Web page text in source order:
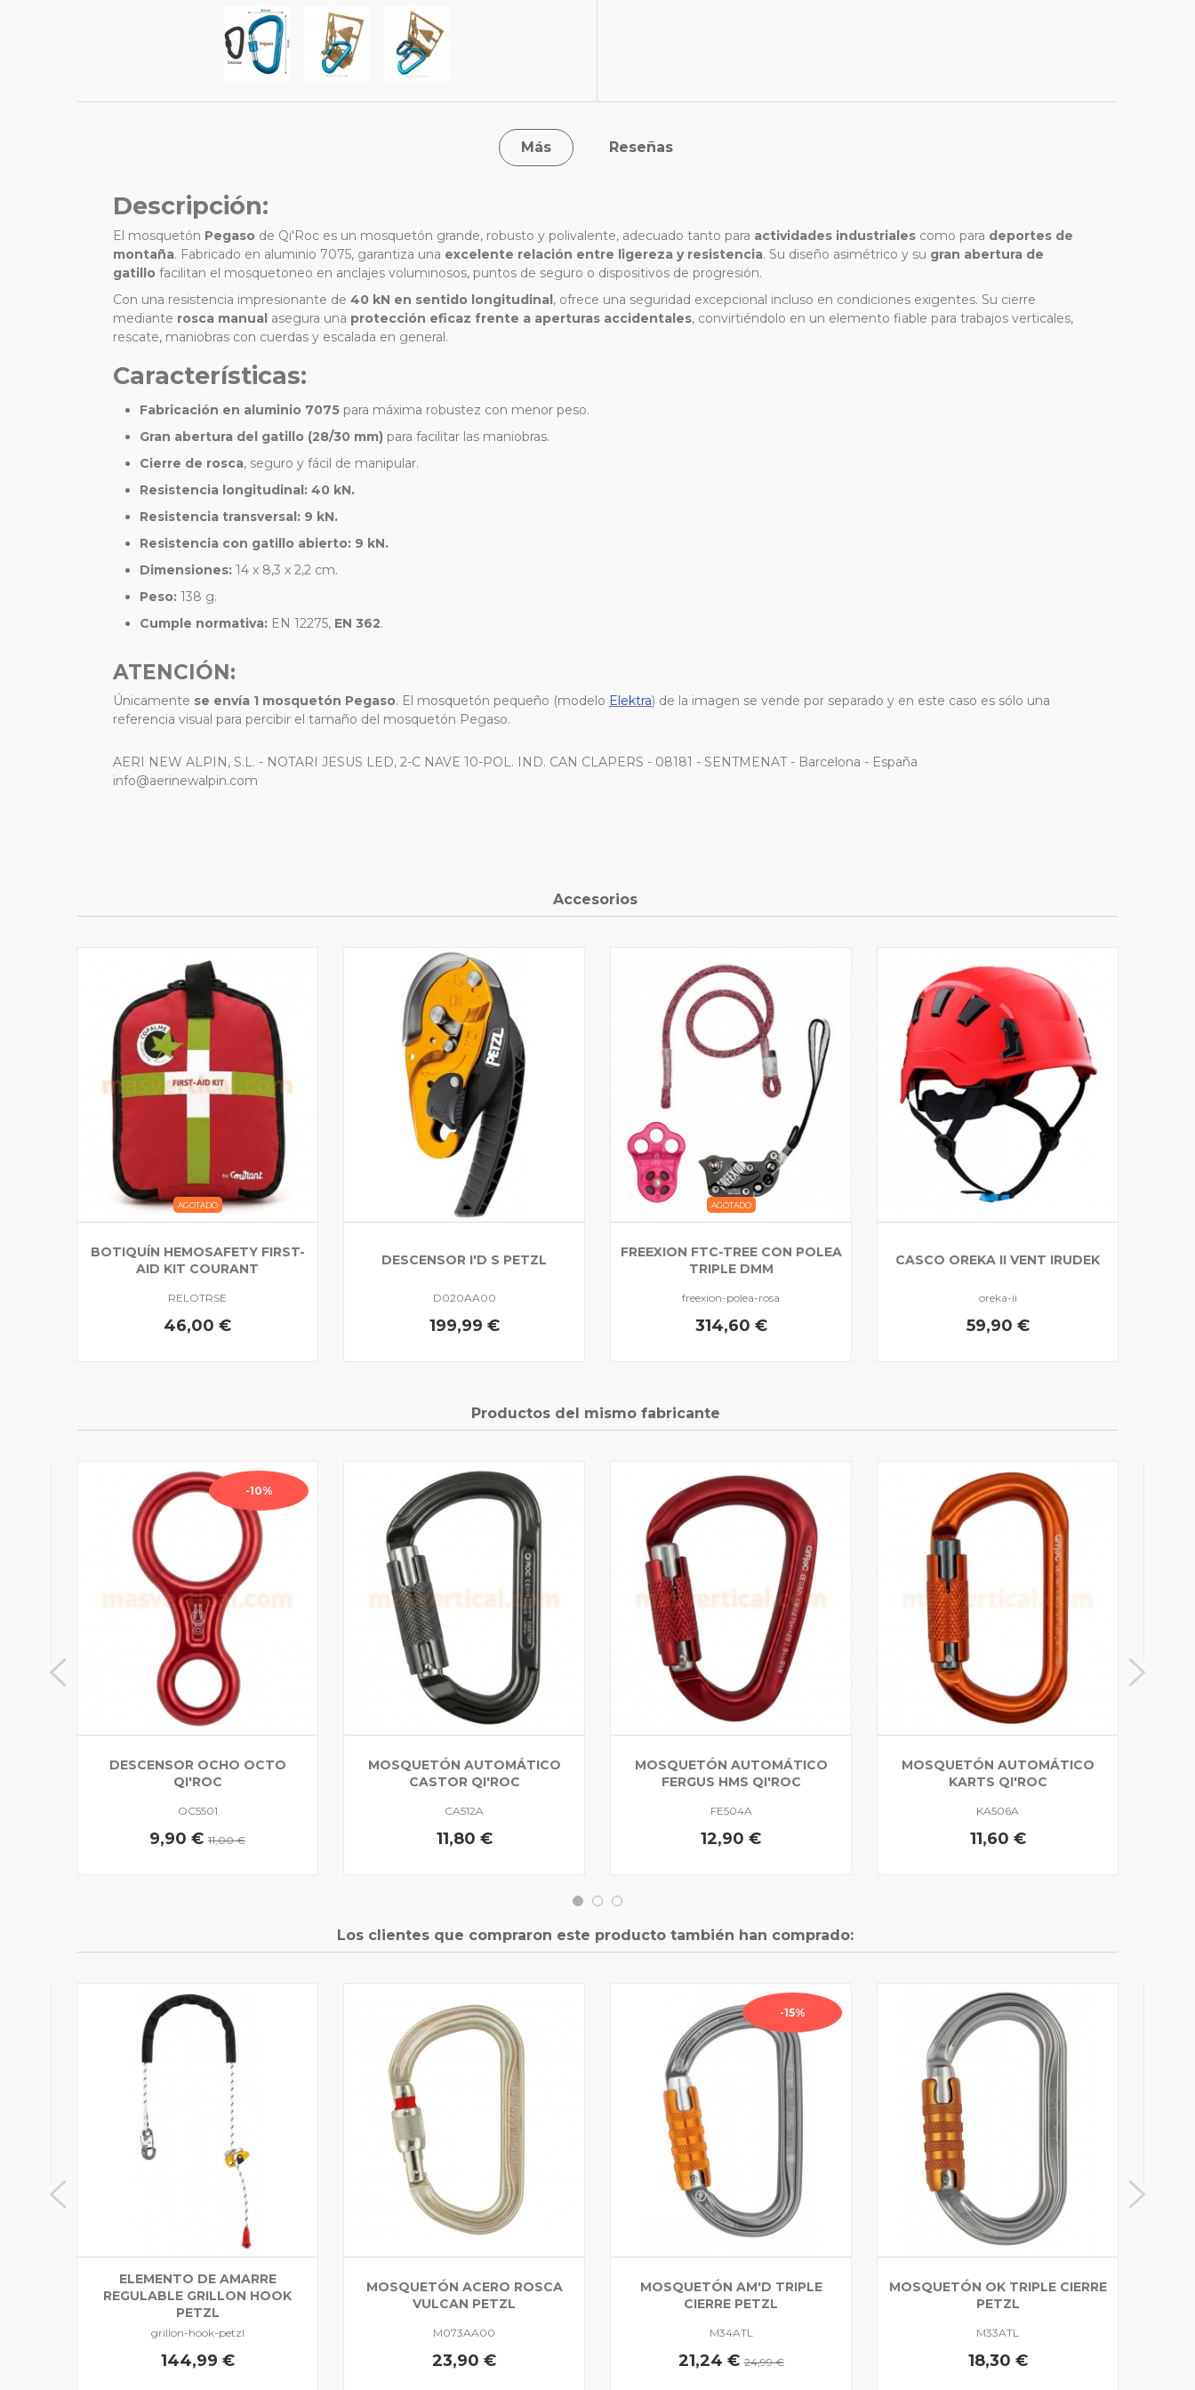
Más Reseñas
Descripción:
El mosquetón Pegaso de Qi'Roc es un mosquetón grande, robusto y polivalente, adecuado tanto para actividades industriales como para deportes de
montaña. Fabricado en aluminio 7075, garantiza una excelente relación entre ligereza y resistencia. Su diseño asimétrico y su gran abertura de
gatillo facilitan el mosquetoneo en anclajes voluminosos, puntos de seguro o dispositivos de progresión.
Con una resistencia impresionante de 40 kN en sentido longitudinal , ofrece una seguridad excepcional incluso en condiciones exigentes. Su cierre
mediante rosca manual asegura una protección eficaz frente a aperturas accidentales, convirtiéndolo en un elemento fiable para trabajos verticales,
rescate, maniobras con cuerdas y escalada en general.
Características:
Fabricación en aluminio 7075 para máxima robustez con menor peso.
Gran abertura del gatillo (28/30 mm) para facilitar las maniobras.
Cierre de rosca, seguro y fácil de manipular.
Resistencia longitudinal: 40 kN.
Resistencia transversal: 9 kN.
Resistencia con gatillo abierto: 9 kN.
Dimensiones: 14 x 8,3 x 2,2 cm.
Peso: 138 g.
Cumple normativa: EN 12275, EN 362.
ATENCIÓN:
Únicamente se envía 1 mosquetón Pegaso. El mosquetón pequeño (modelo Elektra) de la imagen se vende por separado y en este caso es sólo una
referencia visual para percibir el tamaño del mosquetón Pegaso.
AERI NEW ALPIN, S.L. - NOTARI JESUS LED, 2-C NAVE 10-POL. IND. CAN CLAPERS - 08181 - SENTMENAT - Barcelona - España
info@aerinewalpin.com
Accesorios
AGOTADO
BOTIQUÍN HEMOSAFETY FIRST-
AID KIT COURANT
RELOTRSE
46,00 €
DESCENSOR I'D S PETZL
D020AA00
199,99 €
AGOTADO
FREEXION FTC-TREE CON POLEA
TRIPLE DMM
freexion-polea-rosa
314,60 €
CASCO OREKA II VENT IRUDEK
oreka-ii
59,90 €
Productos del mismo fabricante
-10%
DESCENSOR OCHO OCTO
QI'ROC
OC5501
9,90 € 11,00 €
MOSQUETÓN AUTOMÁTICO
CASTOR QI'ROC
CA512A
11,80 €
MOSQUETÓN AUTOMÁTICO
FERGUS HMS QI'ROC
FE504A
12,90 €
MOSQUETÓN AUTOMÁTICO
KARTS QI'ROC
KA506A
11,60 €
Los clientes que compraron este producto también han comprado:
ELEMENTO DE AMARRE
REGULABLE GRILLON HOOK
PETZL
grillon-hook-petzl
144,99 €
MOSQUETÓN ACERO ROSCA
VULCAN PETZL
M073AA00
23,90 €
-15%
MOSQUETÓN AM'D TRIPLE
CIERRE PETZL
M34ATL
21,24 €24,99 €
MOSQUETÓN OK TRIPLE CIERRE
PETZL
M33ATL
18,30 €